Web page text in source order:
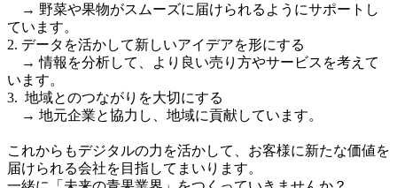
→ 野菜や果物がスムーズに届けられるようにサポートし
ています。
2. データを活かして新しいアイデアを形にする
→ 情報を分析して、より良い売り方やサービスを考えて
います。
3.  地域とのつながりを大切にする
→ 地元企業と協力し、地域に貢献しています。
これからもデジタルの力を活かして、お客様に新たな価値を
届けられる会社を目指してまいります。